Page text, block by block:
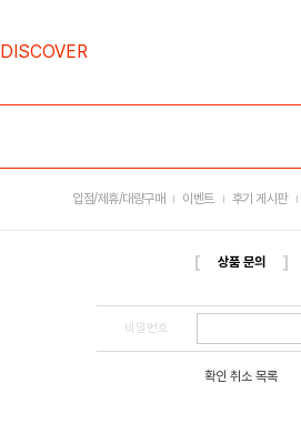
DISCOVER
입점/제휴/대량구매 이벤트 후기 게시판
[ 상품 문의 ]
비밀번호
확인 취소 목록